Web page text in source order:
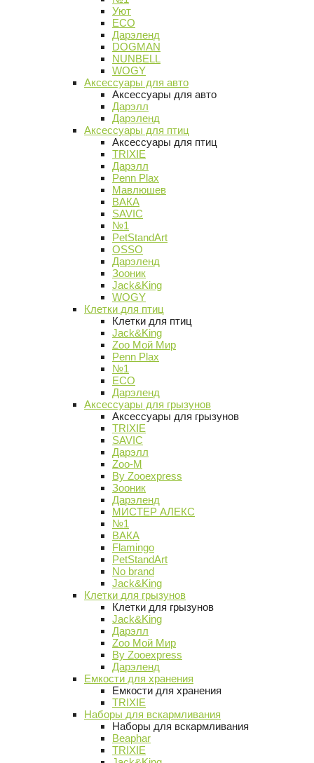
Уют
ECO
Дарэленд
DOGMAN
NUNBELL
WOGY
Аксессуары для авто
Аксессуары для авто
Дарэлл
Дарэленд
Аксессуары для птиц
Аксессуары для птиц
TRIXIE
Дарэлл
Penn Plax
Мавлюшев
ВАКА
SAVIC
№1
PetStandArt
OSSO
Дарэленд
Зооник
Jack&King
WOGY
Клетки для птиц
Клетки для птиц
Jack&King
Zoo Мой Мир
Penn Plax
№1
ECO
Дарэленд
Аксессуары для грызунов
Аксессуары для грызунов
TRIXIE
SAVIC
Дарэлл
Zoo-M
By Zooexpress
Зооник
Дарэленд
МИСТЕР АЛЕКС
№1
ВАКА
Flamingo
PetStandArt
No brand
Jack&King
Клетки для грызунов
Клетки для грызунов
Jack&King
Дарэлл
Zoo Мой Мир
By Zooexpress
Дарэленд
Емкости для хранения
Емкости для хранения
TRIXIE
Наборы для вскармливания
Наборы для вскармливания
Beaphar
TRIXIE